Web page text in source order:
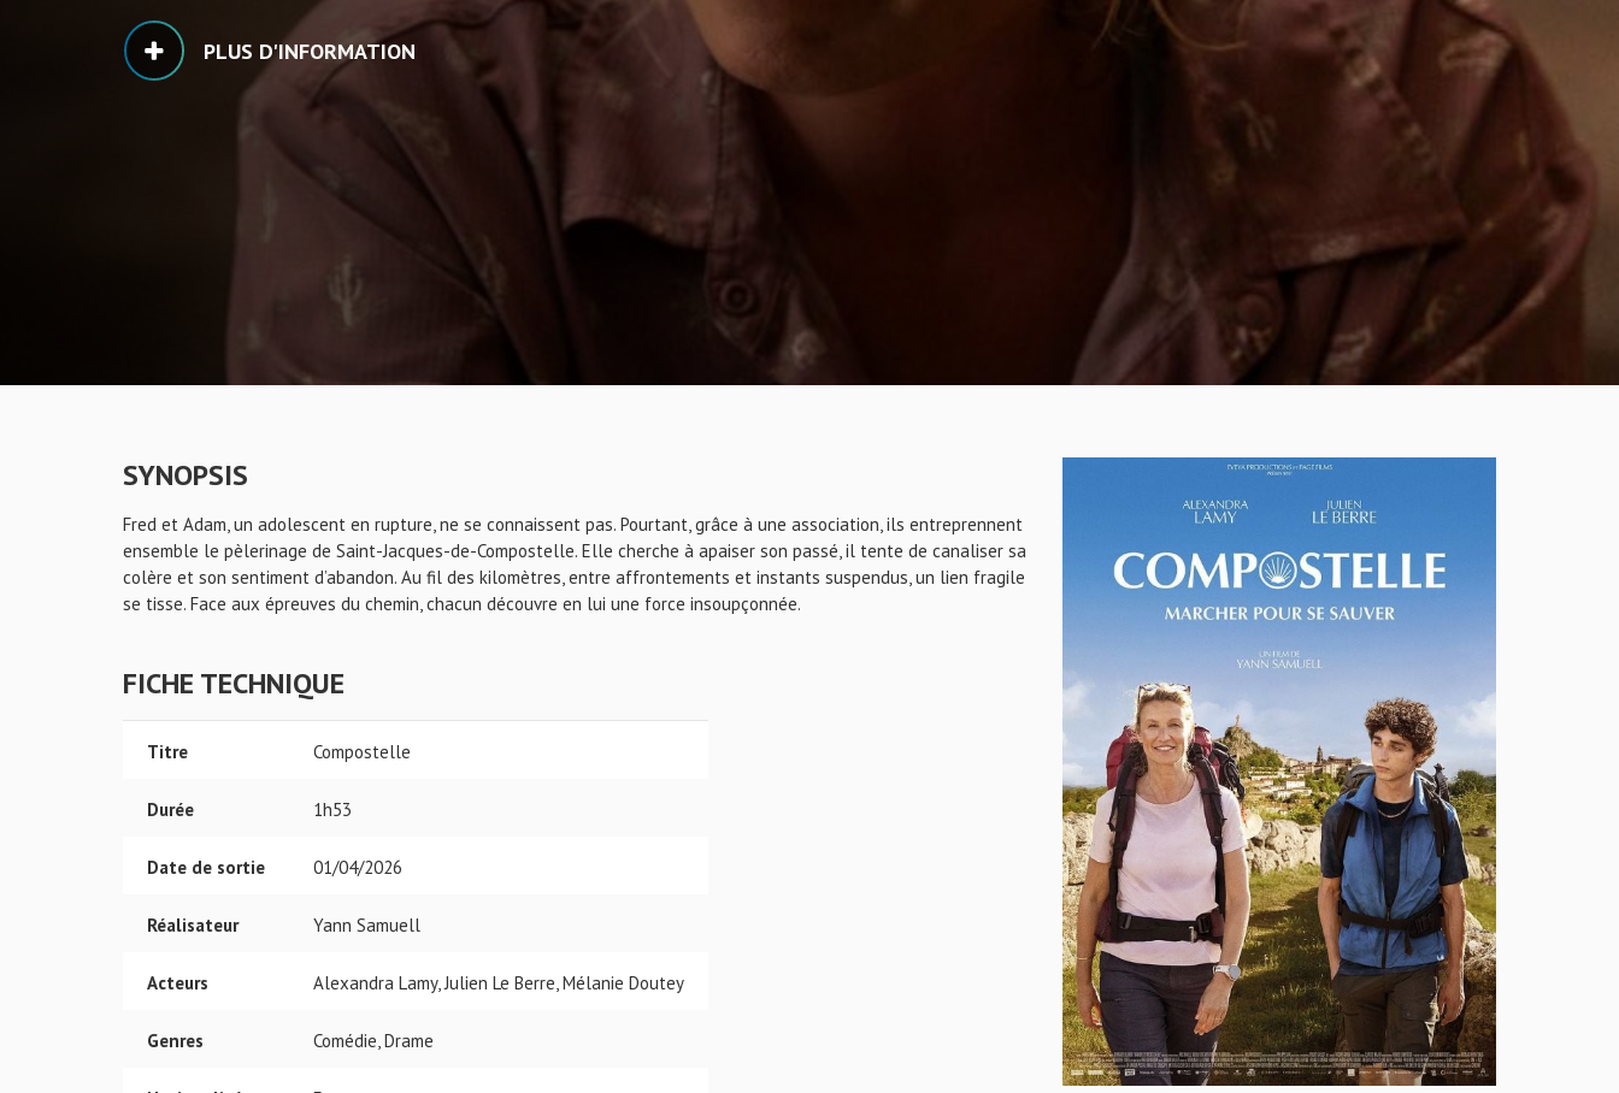
PLUS D'INFORMATION
SYNOPSIS
Fred et Adam, un adolescent en rupture, ne se connaissent pas. Pourtant, grâce à une association, ils entreprennent
ensemble le pèlerinage de Saint-Jacques-de-Compostelle. Elle cherche à apaiser son passé, il tente de canaliser sa
colère et son sentiment d’abandon. Au fil des kilomètres, entre affrontements et instants suspendus, un lien fragile
se tisse. Face aux épreuves du chemin, chacun découvre en lui une force insoupçonnée.
FICHE TECHNIQUE
Titre Compostelle
Durée 1h53
Date de sortie 01/04/2026
Réalisateur Yann Samuell
Acteurs Alexandra Lamy, Julien Le Berre, Mélanie Doutey
Genres Comédie, Drame